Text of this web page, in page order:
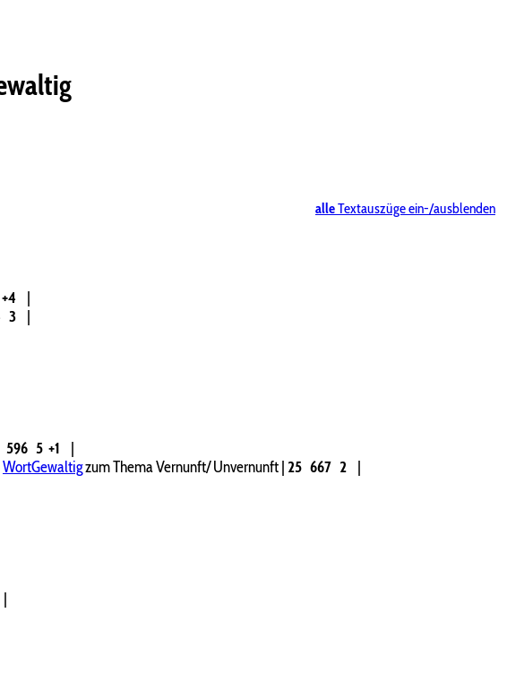
alleTextauszüge ein-/ausblenden
+4
|
3
|
596 5 +1
|
WortGewaltigzum Thema Vernunft/ Unvernunft| 25 667 2
|
|